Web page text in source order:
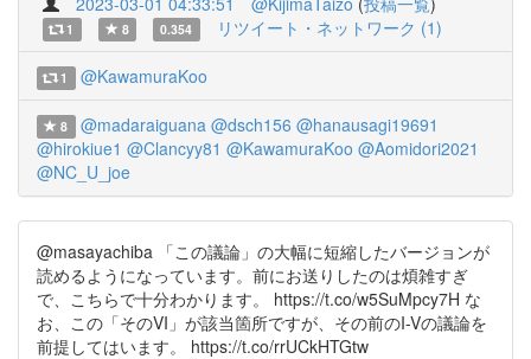
1 8 0.354 リツイート・ネットワーク (1)
1 @KawamuraKoo
8 @madaraiguana @dsch156 @hanausagi19691
@hirokiue1 @Clancyy81 @KawamuraKoo @Aomidori2021
@NC_U_joe
@masayachiba 「この議論」の大幅に短縮したバージョンが
読めるようになっています。前にお送りしたのは煩雑すぎ
で、こちらで十分わかります。 https://t.co/w5SuMpcy7H な
お、この「そのVI」が該当箇所ですが、その前のI-Vの議論を
前提してはいます。 https://t.co/rrUCkHTGtw